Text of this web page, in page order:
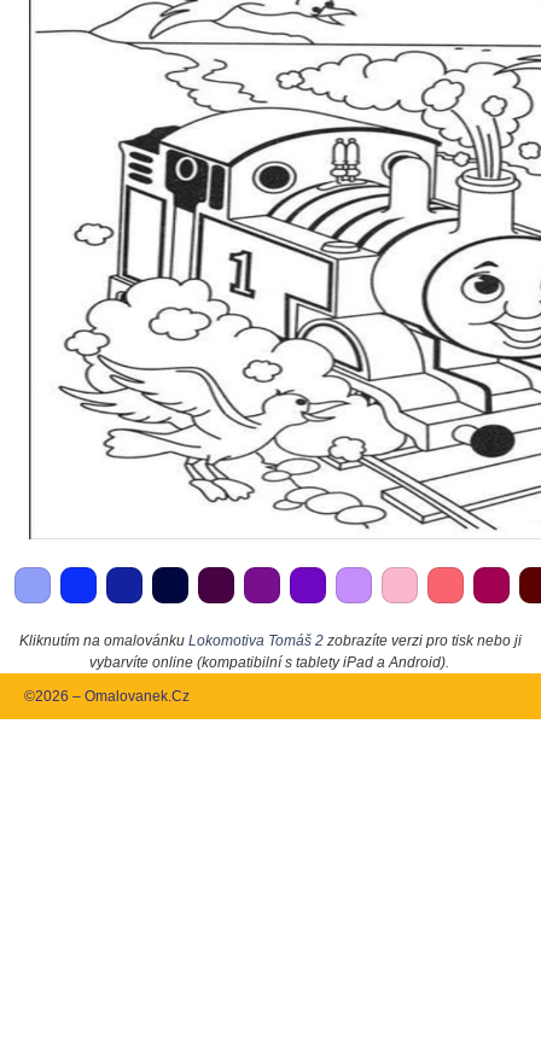
Kliknutím na omalovánku Lokomotiva Tomáš 2 zobrazíte verzi pro tisk nebo ji
vybarvíte online (kompatibilní s tablety iPad a Android).
©2026 – Omalovanek.Cz